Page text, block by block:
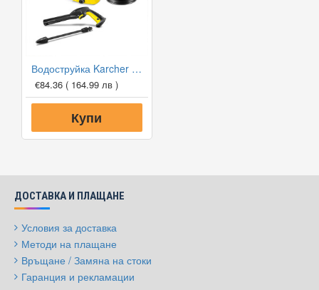
Водоструйка Karcher K2 OPP
€84.36 ( 164.99 лв )
Купи
ДОСТАВКА И ПЛАЩАНЕ
Условия за доставка
Методи на плащане
Връщане / Замяна на стоки
Гаранция и рекламации